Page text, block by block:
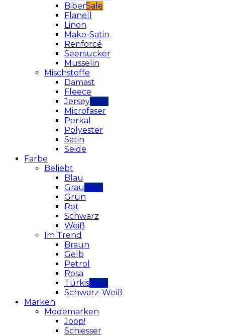
Biber
Flanell
Linon
Mako-Satin
Renforcé
Seersucker
Musselin
Mischstoffe
Damast
Fleece
Jersey
Microfaser
Perkal
Polyester
Satin
Seide
Farbe
Beliebt
Blau
Grau
Grün
Rot
Schwarz
Weiß
Im Trend
Braun
Gelb
Petrol
Rosa
Türkis
Schwarz-Weiß
Marken
Modemarken
Joop!
Schiesser